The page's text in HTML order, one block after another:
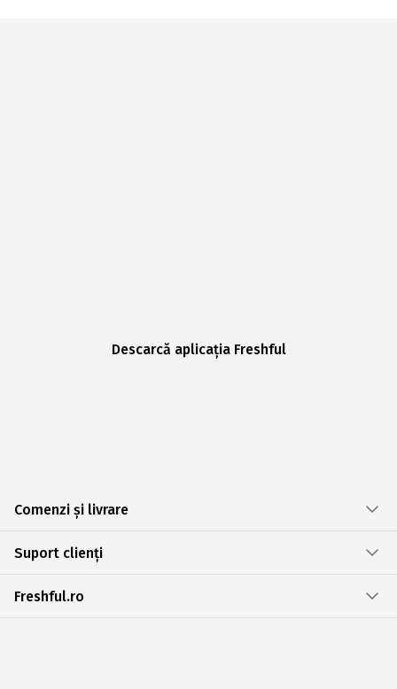
Descarcă aplicația Freshful
Comenzi și livrare
Suport clienți
Freshful.ro